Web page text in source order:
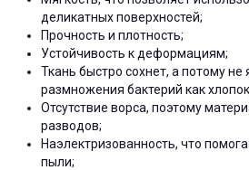
деликатных поверхностей;
Прочность и плотность;
Устойчивость к деформациям;
Ткань быстро сохнет, а потому не
размножения бактерий как
Отсутствие ворса, поэтому
разводов;
Наэлектризованность, что
пыли;